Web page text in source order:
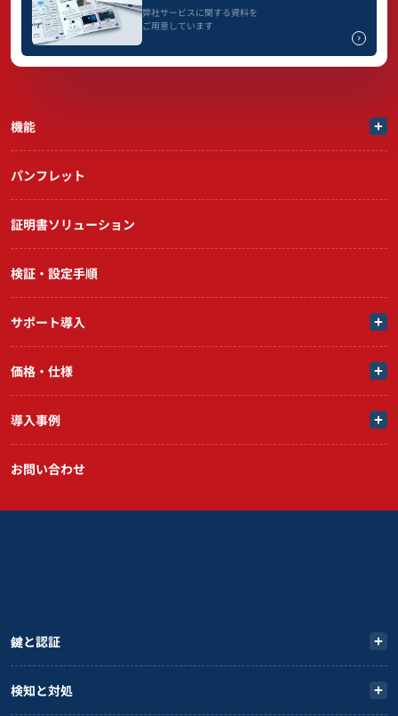
弊社サービスに関する資料を
ご用意しています
機能
パンフレット
証明書ソリューション
検証・設定手順
サポート導入
価格・仕様
導入事例
お問い合わせ
鍵と認証
検知と対処